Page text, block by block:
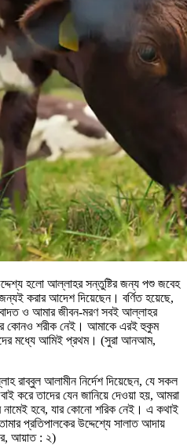
হলো আল্লাহর সন্তুষ্টির জন্য পশু জবেহ
করার আদেশ দিয়েছেন। বর্ণিত হয়েছে,
ও আমার জীবন-মরণ সবই আল্লাহর
কোনও শরীক নেই। আমাকে এরই হুকুম
মধ্যে আমিই প্রথম। (সুরা আনআম,
রাব্বুল আলামীন নির্দেশ দিয়েছেন, যে সকল
করে তাদের যেন জানিয়ে দেওয়া হয়, আমরা
নামেই হবে, যার কোনো শরিক নেই। এ কথাই
প্রতিপালকের উদ্দেশ্যে সালাত আদায়
আয়াত : ২)